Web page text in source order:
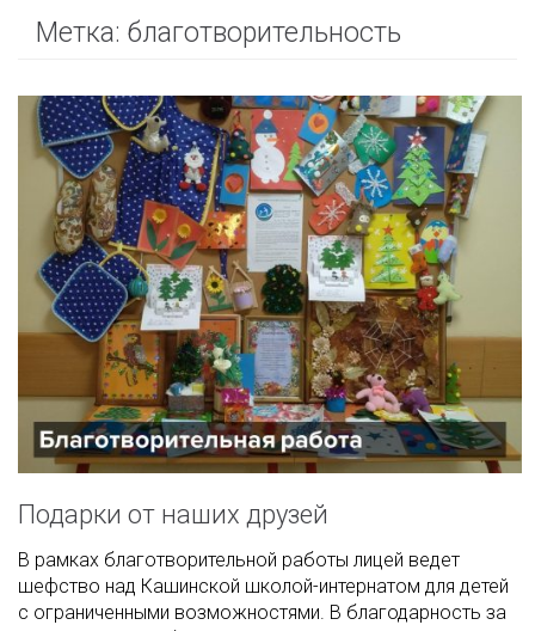
Метка: благотворительность
Подарки от наших друзей
В рамках благотворительной работы лицей ведет
шефство над Кашинской школой-интернатом для детей
с ограниченными возможностями. В благодарность за